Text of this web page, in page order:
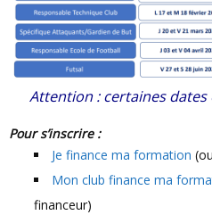
Attention : certaines
Pour s’inscrire :
Je finance ma formation
Mon club finance ma
financeur)